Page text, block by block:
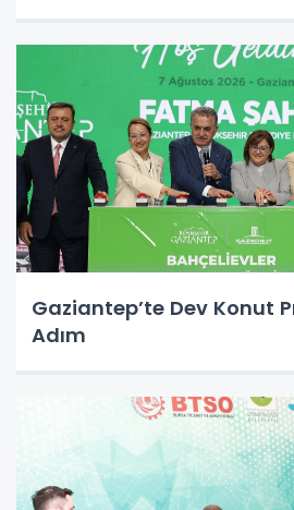
Gaziantep’te Dev Konut
Adım